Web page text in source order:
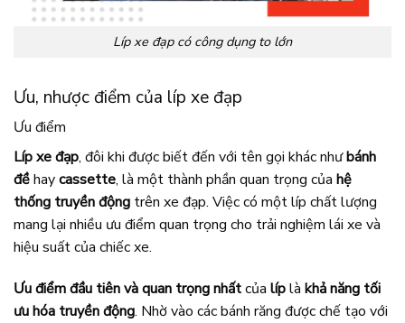
Líp xe đạp có công dụng to lớn
Ưu, nhược điểm của líp xe đạp
Ưu điểm
Líp xe đạp, đôi khi được biết đến với tên gọi khác nhưbánh
đềhaycassette, là một thành phần quan trọng của hệ
thống truyền động trên xe đạp. Việc có một líp chất lượng
mang lại nhiều ưu điểm quan trọng cho trải nghiệm lái xe và
hiệu suất của chiếc xe.
Ưu điểm đầu tiên và quan trọng nhấtcủa líplà khả năng tối
ưu hóa truyền động. Nhờ vào các bánh răng được chế tạo với